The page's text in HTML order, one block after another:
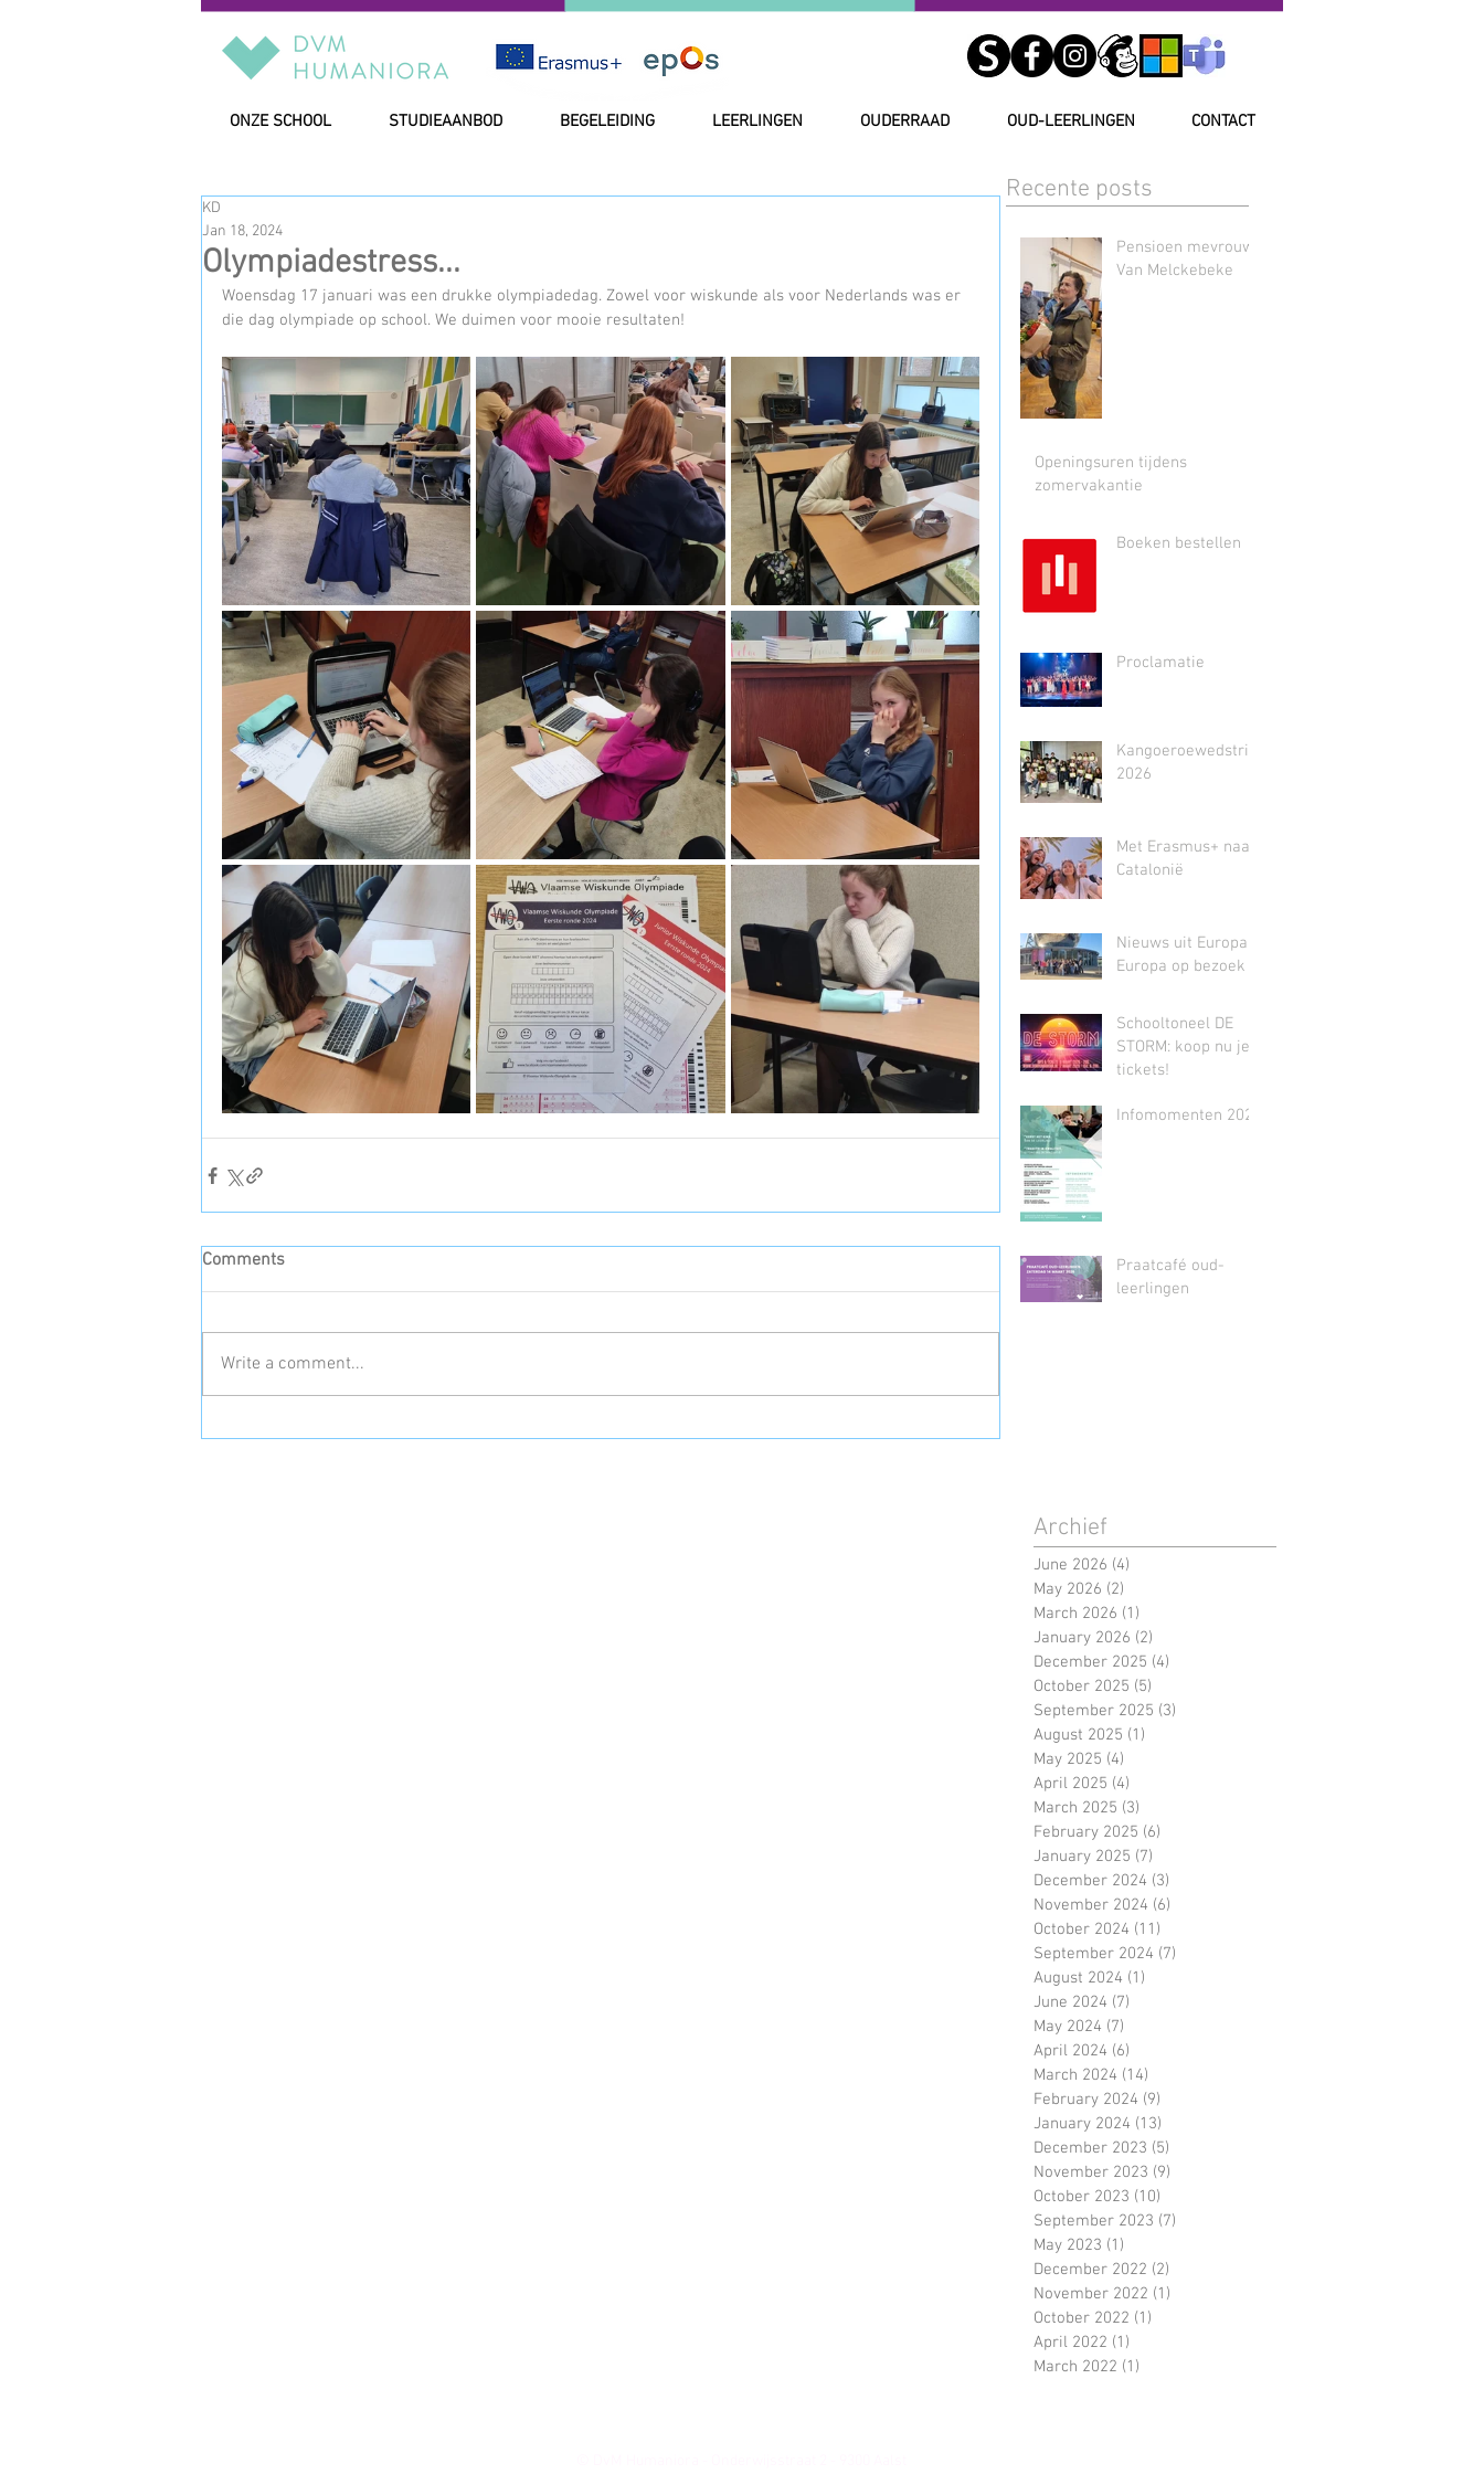
ONZE SCHOOL STUDIEAANBOD BEGELEIDING LEERLINGEN OUDERRAAD OUD-LEERLINGEN CONTACT
Olympiadestress...
KD
Jan 18, 2024
Woensdag 17 januari was een drukke olympiadedag. Zowel voor wiskunde als voor Nederlands was er
die dag olympiade op school. We duimen voor mooie resultaten!
Comments
Write a comment...
Recente posts
Pensioen mevrouw
Van Melckebeke
Openingsuren tijdens
zomervakantie
Boeken bestellen
Proclamatie
Kangoeroewedstrijd
2026
Met Erasmus+ naar
Catalonië
Nieuws uit Europa -
Europa op bezoek
Schooltoneel DE
STORM: koop nu je
tickets!
Infomomenten 2026
Praatcafé oud-
leerlingen
Archief
June 2026 (4)
May 2026 (2)
March 2026 (1)
January 2026 (2)
December 2025 (4)
October 2025 (5)
September 2025 (3)
August 2025 (1)
May 2025 (4)
April 2025 (4)
March 2025 (3)
February 2025 (6)
January 2025 (7)
December 2024 (3)
November 2024 (6)
October 2024 (11)
September 2024 (7)
August 2024 (1)
June 2024 (7)
May 2024 (7)
April 2024 (6)
March 2024 (14)
February 2024 (9)
January 2024 (13)
December 2023 (5)
November 2023 (9)
October 2023 (10)
September 2023 (7)
May 2023 (1)
December 2022 (2)
November 2022 (1)
October 2022 (1)
April 2022 (1)
March 2022 (1)